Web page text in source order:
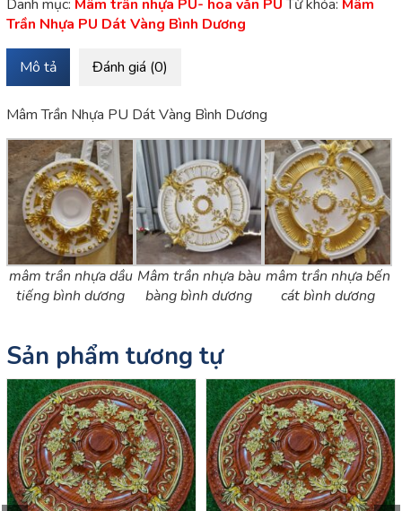
Danh mục: Mâm trần nhựa PU- hoa văn PU Từ khóa: Mâm
Trần Nhựa PU Dát Vàng Bình Dương
Mô tả Đánh giá (0)
Mâm Trần Nhựa PU Dát Vàng Bình Dương
mâm trần nhựa dầu
tiếng bình dương
Mâm trần nhựa bàu
bàng bình dương
mâm trần nhựa bến
cát bình dương
Sản phẩm tương tự